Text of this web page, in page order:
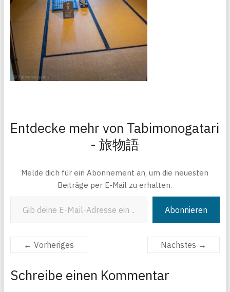
Entdecke mehr von Tabimonogatari
- 旅物語
Melde dich für ein Abonnement an, um die neuesten
Beiträge per E-Mail zu erhalten.
Abonnieren
← Vorheriges Nächstes →
Schreibe einen Kommentar